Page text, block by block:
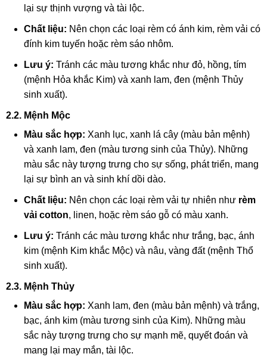
lại sự thịnh vượng và tài lộc.
Chất liệu: Nên chọn các loại rèm có ánh kim, rèm vải có
đính kim tuyến hoặc rèm sáo nhôm.
Lưu ý: Tránh các màu tương khắc như đỏ, hồng, tím
(mệnh Hỏa khắc Kim) và xanh lam, đen (mệnh Thủy
sinh xuất).
2.2. Mệnh Mộc
Màu sắc hợp: Xanh lục, xanh lá cây (màu bản mệnh)
và xanh lam, đen (màu tương sinh của Thủy). Những
màu sắc này tượng trưng cho sự sống, phát triển, mang
lại sự bình an và sinh khí dồi dào.
Chất liệu: Nên chọn các loại rèm vải tự nhiên như rèm
vải cotton, linen, hoặc rèm sáo gỗ có màu xanh.
Lưu ý: Tránh các màu tương khắc như trắng, bạc, ánh
kim (mệnh Kim khắc Mộc) và nâu, vàng đất (mệnh Thổ
sinh xuất).
2.3. Mệnh Thủy
Màu sắc hợp: Xanh lam, đen (màu bản mệnh) và trắng,
bạc, ánh kim (màu tương sinh của Kim). Những màu
sắc này tượng trưng cho sự mạnh mẽ, quyết đoán và
mang lại may mắn, tài lộc.